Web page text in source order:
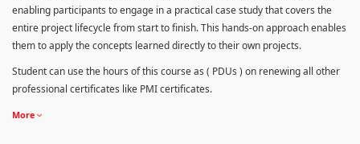
enabling participants to engage in a practical case study that covers the
entire project lifecycle from start to finish. This hands-on approach enables
them to apply the concepts learned directly to their own projects.
Student can use the hours of this course as ( PDUs ) on renewing all other
professional certificates like PMI certificates.
More